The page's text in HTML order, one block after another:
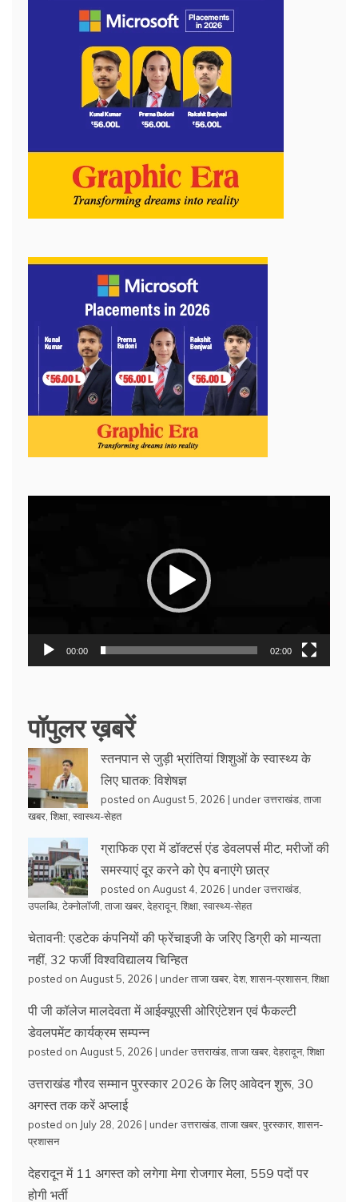
00:00 02:00
पॉपुलर ख़बरें
स्तनपान से जुड़ी भ्रांतियां शिशुओं के स्वास्थ्य के
लिए घातक: विशेषज्ञ
posted on August 5, 2026 | underउत्तराखंड ताजा
खबर शिक्षा स्वास्थ्य-सेहत
ग्राफिक एरा में डॉक्टर्स एंड डेवलपर्स मीट, मरीजों की
समस्याएं दूर करने को ऐप बनाएंगे छात्र
posted on August 4, 2026 | underउत्तराखंड
उपलब्धि टेक्नोलॉजी ताजा खबर देहरादून, शिक्षा स्वास्थ्य-सेहत
चेतावनी: एडटेक कंपनियों की फ्रेंचाइजी के जरिए डिग्री को मान्यता
नहीं, 32 फर्जी विश्वविद्यालय चिन्हित
posted on August 5, 2026 | underताजा खबर देश, शासन-प्रशासन, शिक्षा
पी जी कॉलेज मालदेवता में आईक्यूएसी ओरिएंटेशन एवं फैकल्टी
डेवलपमेंट कार्यक्रम सम्पन्न
posted on August 5, 2026 | underउत्तराखंड ताजा खबर देहरादून, शिक्षा
उत्तराखंड गौरव सम्मान पुरस्कार 2026 के लिए आवेदन शुरू, 30
अगस्त तक करें अप्लाई
posted on July 28, 2026 | underउत्तराखंड ताजा खबर पुरस्कार शासन-
प्रशासन
देहरादून में 11 अगस्त को लगेगा मेगा रोजगार मेला, 559 पदों पर
होगी भर्ती